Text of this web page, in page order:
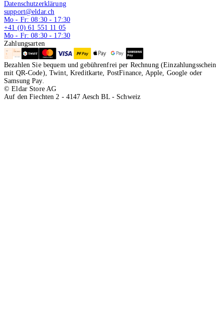
Datenschutzerklärung
support@eldar.ch
Mo - Fr: 08:30 - 17:30
+41 (0) 61 551 11 05
Mo - Fr: 08:30 - 17:30
Zahlungsarten
Bezahlen Sie bequem und gebührenfrei per Rechnung (Einzahlungsschein
mit QR-Code), Twint, Kreditkarte, PostFinance, Apple, Google oder
Samsung Pay.
© Eldar Store AG
Auf den Fiechten 2 - 4147 Aesch BL - Schweiz